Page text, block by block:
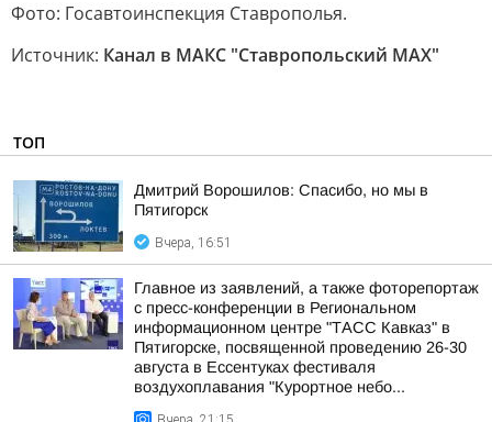
Фото: Госавтоинспекция Ставрополья.
Источник: Канал в МАКС "Ставропольский MAX"
ТОП
Дмитрий Ворошилов: Спасибо, но мы в
Пятигорск
Вчера, 16:51
Главное из заявлений, а также фоторепортаж
с пресс-конференции в Региональном
информационном центре "ТАСС Кавказ" в
Пятигорске, посвященной проведению 26-30
августа в Ессентуках фестиваля
воздухоплавания "Курортное небо...